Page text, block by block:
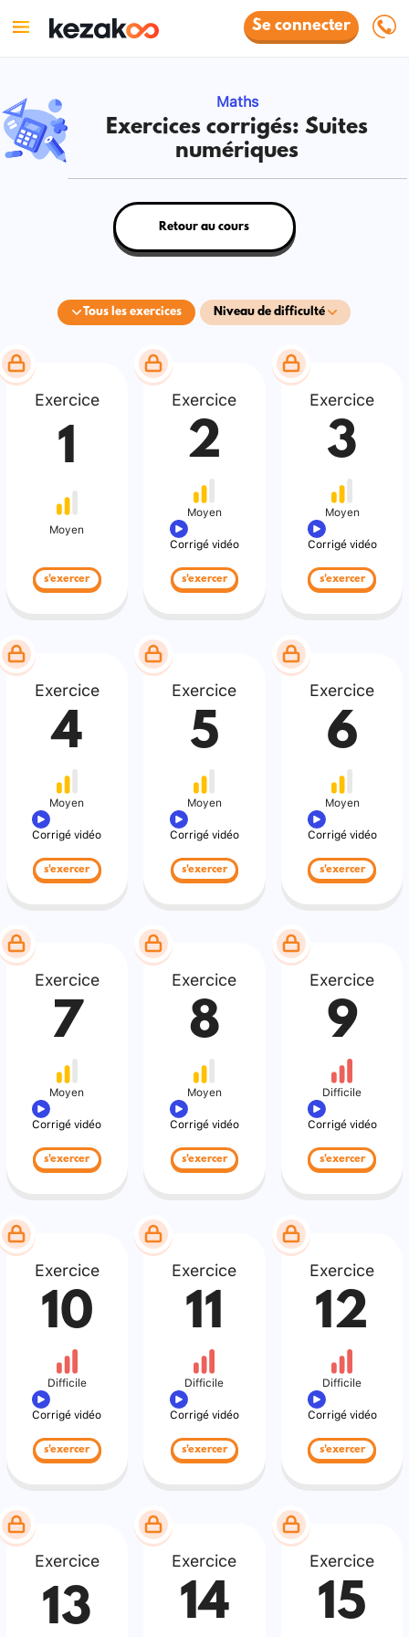
Se connecter
Maths
Exercices corrigés: Suites
numériques
Tous les exercices Niveau de difficulté
Retour au cours
Exercice
1
Moyen
s'exercer
Exercice
2
Moyen
Corrigé vidéo
s'exercer
Exercice
3
Moyen
Corrigé vidéo
s'exercer
Exercice
4
Moyen
Corrigé vidéo
s'exercer
Exercice
5
Moyen
Corrigé vidéo
s'exercer
Exercice
6
Moyen
Corrigé vidéo
s'exercer
Exercice
7
Moyen
Corrigé vidéo
s'exercer
Exercice
8
Moyen
Corrigé vidéo
s'exercer
Exercice
9
Difficile
Corrigé vidéo
s'exercer
Exercice
10
Difficile
Corrigé vidéo
s'exercer
Exercice
11
Difficile
Corrigé vidéo
s'exercer
Exercice
12
Difficile
Corrigé vidéo
s'exercer
Exercice
13
Exercice
14
Exercice
15